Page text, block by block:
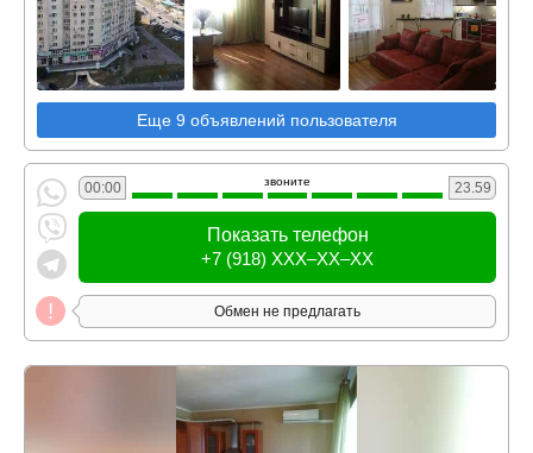
Еще 9 объявлений пользователя
00:00 звоните 23.59
Показать телефон
+7 (918) XXX–XX–XX
Обмен не предлагать